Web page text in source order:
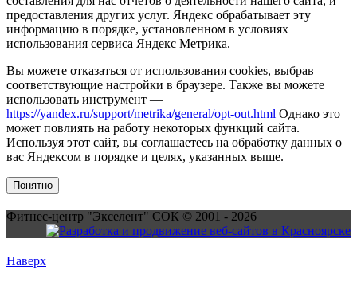
предоставления других услуг. Яндекс обрабатывает эту
информацию в порядке, установленном в условиях
использования сервиса Яндекс Метрика.
Вы можете отказаться от использования cookies, выбрав
соответствующие настройки в браузере. Также вы можете
использовать инструмент —
https://yandex.ru/support/metrika/general/opt-out.html Однако это
может повлиять на работу некоторых функций сайта.
Используя этот сайт, вы соглашаетесь на обработку данных о
вас Яндексом в порядке и целях, указанных выше.
Понятно
Фитнес-центр "Экселент" СОК © 2001 - 2026
Наверх